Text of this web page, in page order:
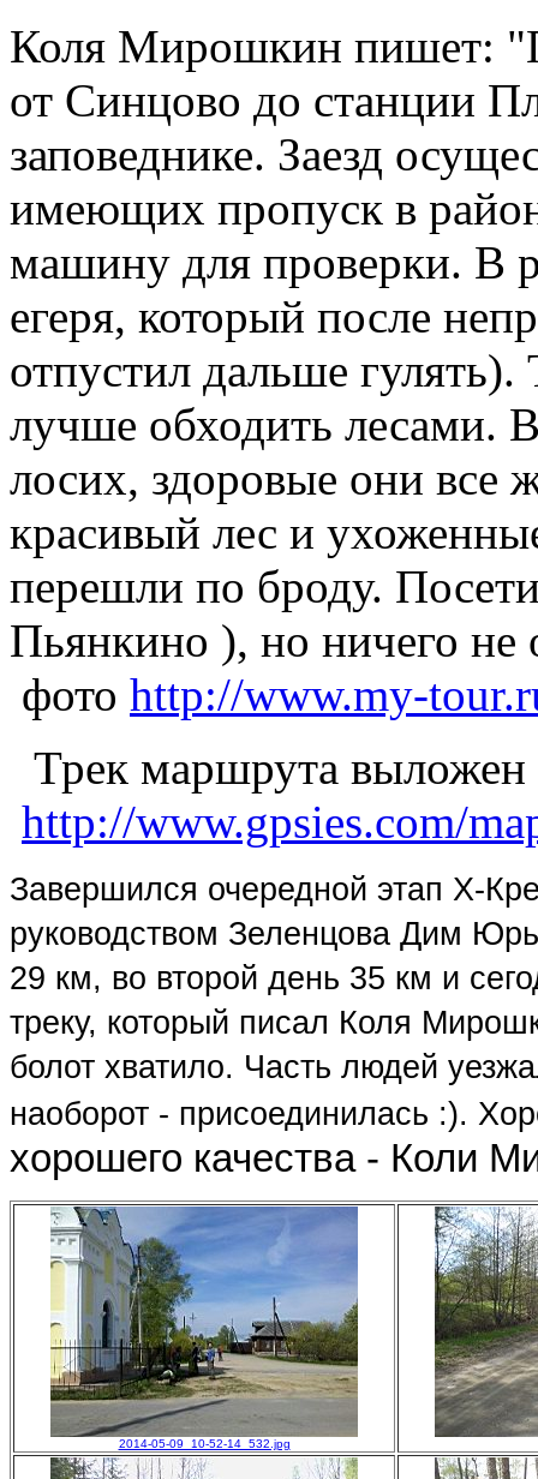
Коля Мирошкин пишет:
от Синцово до станции
заповеднике. Заезд
имеющих пропуск в
машину для проверки. В
егеря, который после
отпустил дальше
лучше обходить лесами.
лосих, здоровые они все
красивый лес и
перешли по броду.
Пьянкино ), но ничего
фото http://www.my-
Трек маршрута выложен
http://www.gpsies.com/
Завершился очередной этап Х-
руководством Зеленцова Дим
29 км, во второй день 35 км и
треку, который писал Коля
болот хватило. Часть людей
наоборот - присоединилась :).
хорошего качества - Коли
2014-05-09_10-52-14_532.jpg